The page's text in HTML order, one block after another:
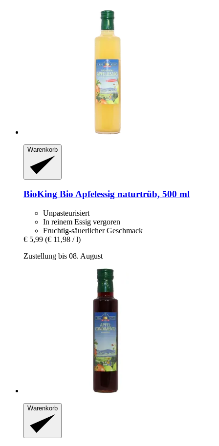
Warenkorb
BioKing Bio Apfelessig naturtrüb, 500 ml
Unpasteurisiert
In reinem Essig vergoren
Fruchtig-säuerlicher Geschmack
€ 5,99 (€ 11,98 / l)
Zustellung bis 08. August
Warenkorb